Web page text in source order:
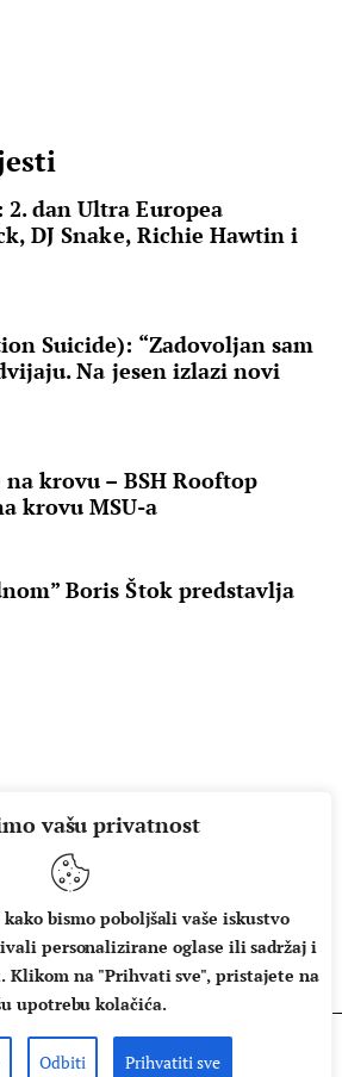
vašu privatnost
bismo poboljšali vaše iskustvo
personalizirane oglase ili sadržaj i
Klikom na "Prihvati sve", pristajete na
upotrebu kolačića.
Odbiti Prihvatiti sve
2. dan Ultra Europea
DJ Snake, Richie Hawtin i
Suicide): “Zadovoljan sam
Na jesen izlazi novi
krovu – BSH Rooftop
krovu MSU-a
Boris Štok predstavlja
UVJETI KORIŠTENJA
Music Box - All rights reserved.